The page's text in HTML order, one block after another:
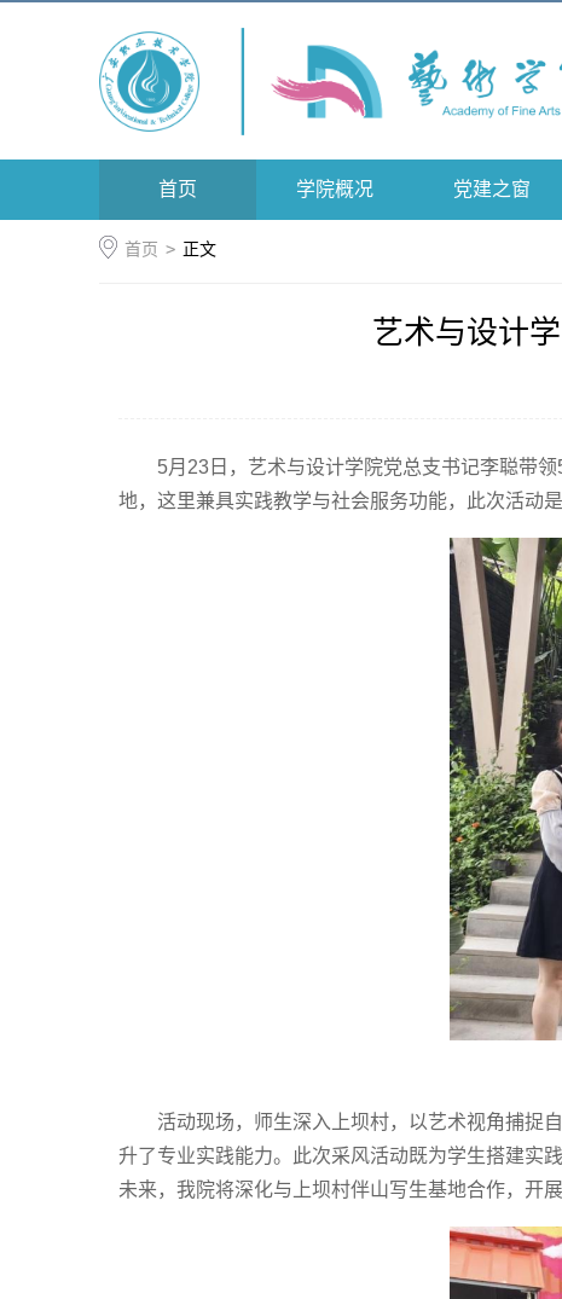
首页 学院概况 党建之窗
首页 > 正文
艺术与设计
5月23日，艺术与设计学院党总支书记李聪带
地，这里兼具实践教学与社会服务功能，此次活动
活动现场，师生深入上坝村，以艺术视角捕捉
升了专业实践能力。此次采风活动既为学生搭建实
未来，我院将深化与上坝村伴山写生基地合作，开